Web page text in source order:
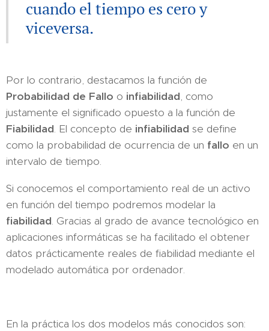
cuando el tiempo es cero y
viceversa.
Por lo contrario, destacamos la función de
Probabilidad de Fallo o infiabilidad, como
justamente el significado opuesto a la función de
Fiabilidad. El concepto de infiabilidad se define
como la probabilidad de ocurrencia de un fallo en un
intervalo de tiempo.
Si conocemos el comportamiento real de un activo
en función del tiempo podremos modelar la
fiabilidad. Gracias al grado de avance tecnológico en
aplicaciones informáticas se ha facilitado el obtener
datos prácticamente reales de fiabilidad mediante el
modelado automática por ordenador.
En la práctica los dos modelos más conocidos son: